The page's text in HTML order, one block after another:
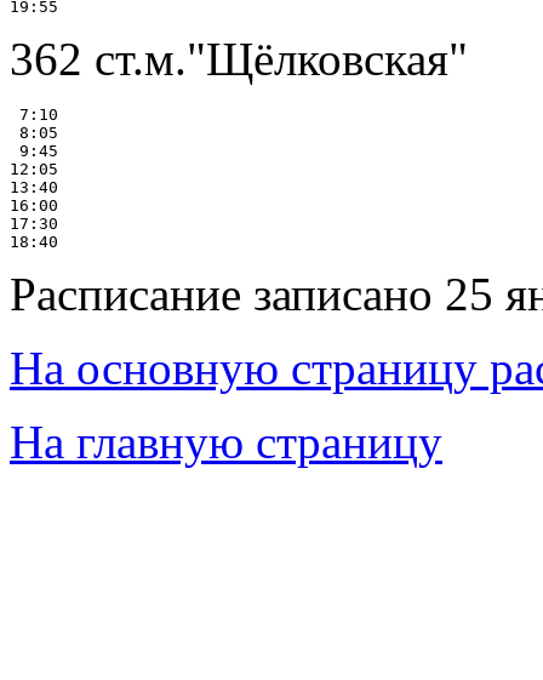
362 ст.м."Щёлковская"
7:10
8:05
9:45
12:05
13:40
16:00
17:30
Расписание записано 25
На основную страницу
На главную страницу